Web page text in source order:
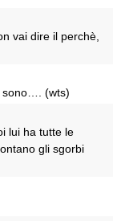
vai dire il perchè,
sono…. (wts)
lui ha tutte le
gli sgorbi